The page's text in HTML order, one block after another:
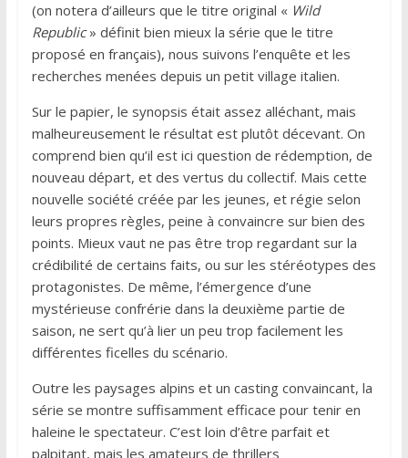
(on notera d’ailleurs que le titre original « Wild
Republic» définit bien mieux la série que le titre
proposé en français), nous suivons l’enquête et les
recherches menées depuis un petit village italien.
Sur le papier, le synopsis était assez alléchant, mais
malheureusement le résultat est plutôt décevant. On
comprend bien qu’il est ici question de rédemption, de
nouveau départ, et des vertus du collectif. Mais cette
nouvelle société créée par les jeunes, et régie selon
leurs propres règles, peine à convaincre sur bien des
points. Mieux vaut ne pas être trop regardant sur la
crédibilité de certains faits, ou sur les stéréotypes des
protagonistes. De même, l’émergence d’une
mystérieuse confrérie dans la deuxième partie de
saison, ne sert qu’à lier un peu trop facilement les
différentes ficelles du scénario.
Outre les paysages alpins et un casting convaincant, la
série se montre suffisamment efficace pour tenir en
haleine le spectateur. C’est loin d’être parfait et
palpitant, mais les amateurs de thrillers